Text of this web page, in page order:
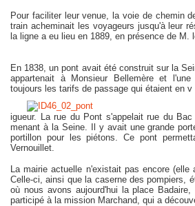
Pour faciliter leur venue, la voie de chemin
train acheminait les voyageurs jusqu'à leur
la ligne a eu lieu en 1889, en présence de M.
En 1838, un pont avait été construit sur la
appartenait à Monsieur Bellemère et
toujours les tarifs de passage qui étaient en v
igueur. La rue du Pont s'appelait rue du
menant à la Seine. Il y avait une grande
portillon pour les piétons. Ce pont
Vernouillet.
La mairie actuelle n'existait pas encore (elle
Celle-ci, ainsi que la caserne des pompiers,
où nous avons aujourd'hui la place Badaire,
participé à la mission Marchand, qui a